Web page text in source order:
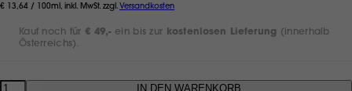
€ 13,64 / 100ml, inkl. MwSt. zzgl.Versandkosten
Kauf noch für€ 49,- ein bis zur kostenlosen Lieferung (innerhalb
Österreichs).
Anzahl